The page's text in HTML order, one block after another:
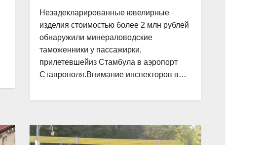
Незадекларированные ювелирные
изделия стоимостью более 2 млн рублей
обнаружили минераловодские
таможенники у пассажирки,
прилетевшейиз Стамбула в аэропорт
Ставрополя.Внимание инспекторов в…